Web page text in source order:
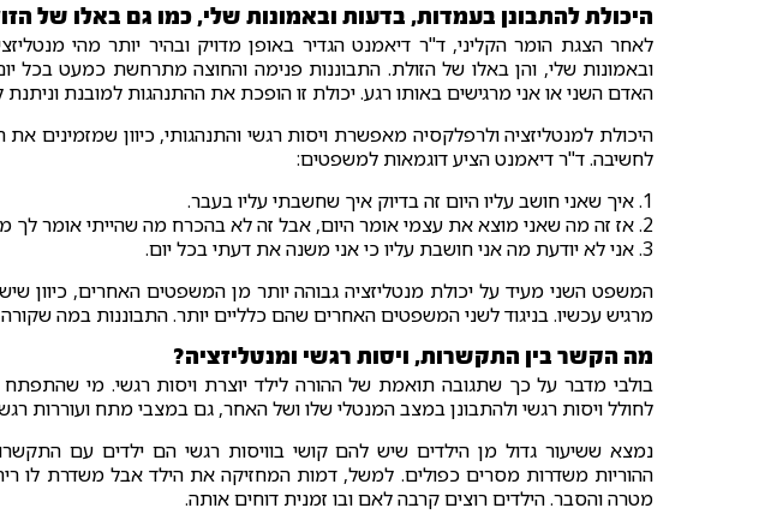
היכולת להתבונן בעמדות, בדעות ובאמונות שלי, כמו גם באלו של
לאחר הצגת הומר הקליני, ד"ר דיאמנט הגדיר באופן מדויק ובהיר יותר מהי
ובאמונות שלי, והן באלו של הזולת. התבוננות פנימה והחוצה מתרחשת כמעט בכל
האדם השני או אני מרגישים באותו רגע. יכולת זו הופכת את ההתנהגות למובנת וניתנת
היכולת למנטליזציה ולרפלקסיה מאפשרת ויסות רגשי והתנהגותי, כיוון שמזמינים
לחשיבה. ד"ר דיאמנט הציע דוגמאות למשפטים:
1. איך שאני חושב עליו היום זה בדיוק איך שחשבתי עליו בעבר.
2. אז זה מה שאני מוצא את עצמי אומר היום, אבל זה לא בהכרח מה שהייתי אומר לך מחר.
3. אני לא יודעת מה אני חושבת עליו כי אני משנה את דעתי בכל יום.
המשפט השני מעיד על יכולת מנטליזציה גבוהה יותר מן המשפטים האחרים, כיוון
מרגיש עכשיו. בניגוד לשני המשפטים האחרים שהם כלליים יותר. התבוננות במה
מה הקשר בין התקשרות, ויסות רגשי ומנטליזציה?
בולבי מדבר על כך שתגובה תואמת של ההורה לילד יוצרת ויסות רגשי. מי
לחולל ויסות רגשי ולהתבונן במצב המנטלי שלו ושל האחר, גם במצבי מתח ועוררות
נמצא ששיעור גדול מן הילדים שיש להם קושי בוויסות רגשי הם ילדים עם
ההוריות משדרות מסרים כפולים. למשל, דמות המחזיקה את הילד אבל משדרת לו
מטרה והסבר. הילדים רוצים קרבה לאם ובו זמנית דוחים אותה.